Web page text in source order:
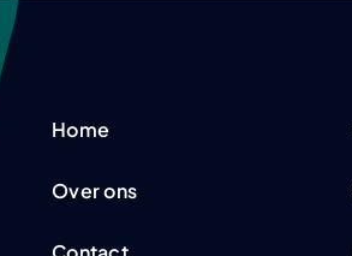
Home
Over ons